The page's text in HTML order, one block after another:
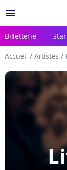
menu
Billetterie
Accueil / Artistes /